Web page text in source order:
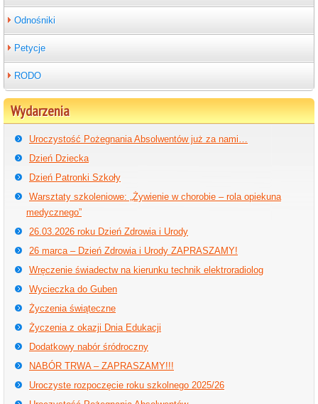
Odnośniki
Petycje
RODO
Wydarzenia
Uroczystość Pożegnania Absolwentów już za nami…
Dzień Dziecka
Dzień Patronki Szkoły
Warsztaty szkoleniowe: „Żywienie w chorobie – rola opiekuna
medycznego”
26.03.2026 roku Dzień Zdrowia i Urody
26 marca – Dzień Zdrowia i Urody ZAPRASZAMY!
Wręczenie świadectw na kierunku technik elektroradiolog
Wycieczka do Guben
Życzenia świąteczne
Życzenia z okazji Dnia Edukacji
Dodatkowy nabór śródroczny
NABÓR TRWA – ZAPRASZAMY!!!
Uroczyste rozpoczęcie roku szkolnego 2025/26